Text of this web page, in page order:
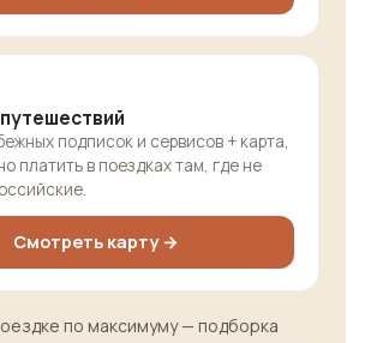
подписок и сервисов + карта,
платить в поездках там, где не
Смотреть карту →
по максимуму — подборка